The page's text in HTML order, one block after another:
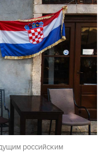
российским